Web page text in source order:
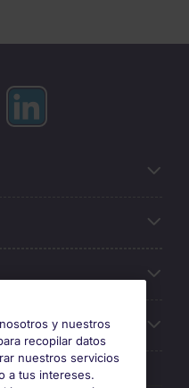
y nuestros
recopilar datos
nuestros servicios
a tus intereses.